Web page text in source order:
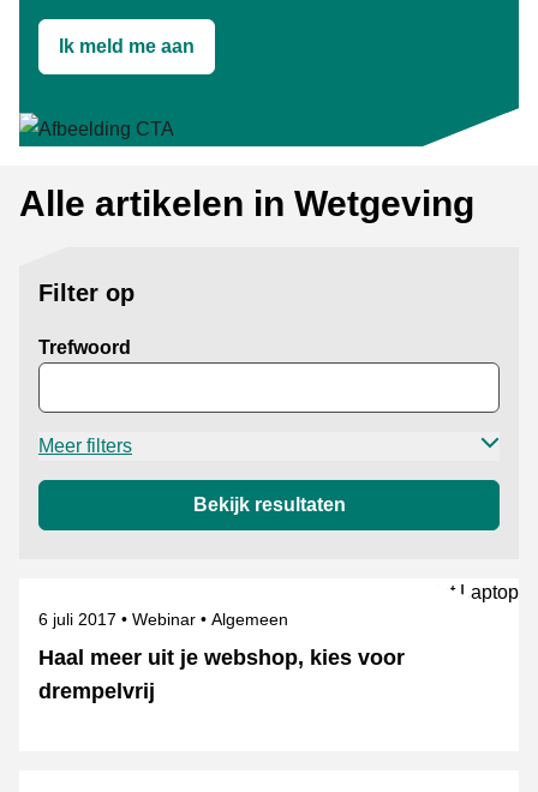
Ik meld me aan
Alle artikelen in Wetgeving
Filter op
Trefwoord
Meer filters
Bekijk resultaten
Haal meer uit je webshop, kies voor
drempelvrij
Gepubliceerd op
6 juli 2017 Webinar Onderwerpen
Algemeen